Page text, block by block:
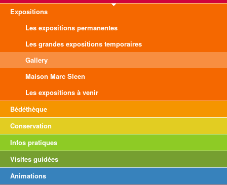
Expositions
Les expositions permanentes
Les grandes expositions temporaires
Gallery
Maison Marc Sleen
Les expositions à venir
Bédéthèque
Conservation
Infos pratiques
Visites guidées
Animations